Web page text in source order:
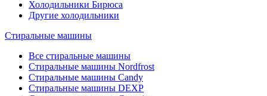
Холодильники Бирюса
Другие холодильники
Стиральные машины
Все стиральные машины
Стиральные машины Nordfrost
Стиральные машины Candy
Стиральные машины DEXP